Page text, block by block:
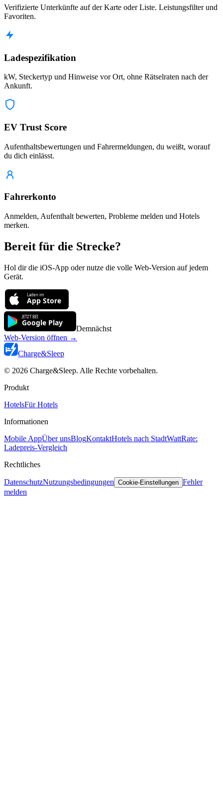
Verifizierte Unterkünfte auf der Karte oder Liste. Leistungsfilter und
Favoriten.
Ladespezifikation
kW, Steckertyp und Hinweise vor Ort, ohne Rätselraten nach der
Ankunft.
EV Trust Score
Aufenthaltsbewertungen und Fahrermeldungen, du weißt, worauf
du dich einlässt.
Fahrerkonto
Anmelden, Aufenthalt bewerten, Probleme melden und Hotels
merken.
Bereit für die Strecke?
Hol dir die iOS-App oder nutze die volle Web-Version auf jedem
Gerät.
Demnächst
Web-Version öffnen →
Charge&Sleep
© 2026 Charge&Sleep. Alle Rechte vorbehalten.
Produkt
HotelsFür Hotels
Informationen
Mobile AppÜber unsBlogKontaktHotels nach StadtWattRate:
Ladepreis-Vergleich
Rechtliches
DatenschutzNutzungsbedingungen Cookie-Einstellungen Fehler
melden